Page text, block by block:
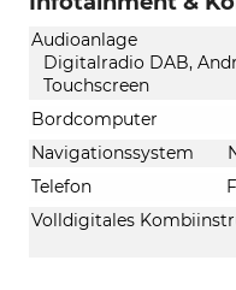
Audioanlage
Digitalradio DAB,
Touchscreen
Bordcomputer
Navigationssystem
Telefon
Volldigitales